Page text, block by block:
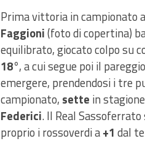
Prima vittoria in campionato
Faggioni(foto di copertina)
equilibrato, giocato colpo su
18°, a cui segue poi il
emergere, prendendosi i tre
campionato, sette in
Federici. Il Real
proprio i rossoverdi a+1 dal